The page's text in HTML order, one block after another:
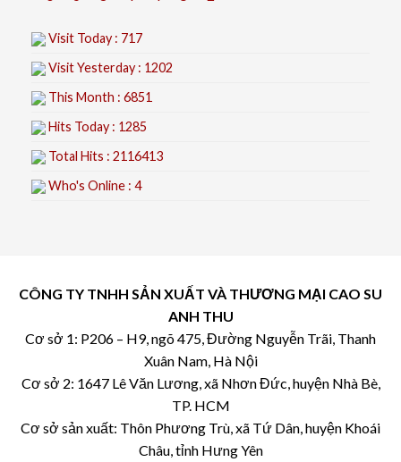
Visit Today : 717
Visit Yesterday : 1202
This Month : 6851
Hits Today : 1285
Total Hits : 2116413
Who's Online : 4
CÔNG TY TNHH SẢN XUẤT VÀ THƯƠNG MẠI CAO SU
ANH THU
Cơ sở 1: P206 – H9, ngõ 475, Đường Nguyễn Trãi, Thanh
Xuân Nam, Hà Nội
Cơ sở 2: 1647 Lê Văn Lương, xã Nhơn Đức, huyện Nhà Bè,
TP. HCM
Cơ sở sản xuất: Thôn Phương Trù, xã Tứ Dân, huyện Khoái
Châu, tỉnh Hưng Yên